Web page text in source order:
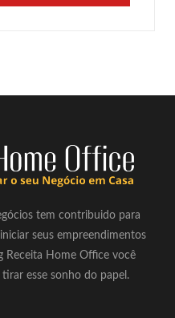
tem contribuido para
seus empreendimentos
Receita Home Office você
esse sonho do papel.